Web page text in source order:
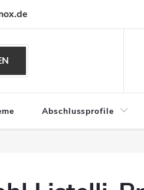
Abschlussprofile